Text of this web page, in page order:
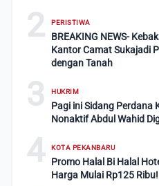
2 PERISTIWA
BREAKING NEWS-
Kantor Camat Sukajadi
dengan Tanah
3 HUKRIM
Pagi ini Sidang Perdana
Nonaktif Abdul Wahid
4 KOTA PEKANBARU
Promo Halal Bi Halal
Harga Mulai Rp125 Ribu!